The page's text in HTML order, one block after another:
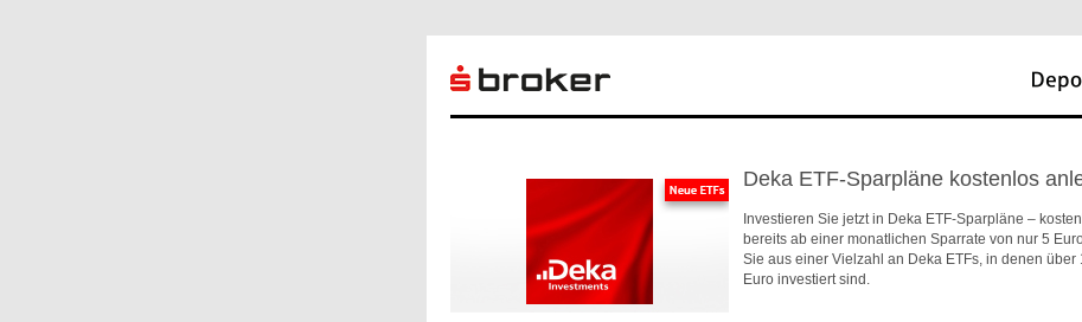
Deka ETF-Sparpläne kostenlos
Investieren Sie jetzt in Deka ETF-Sparpläne –
bereits ab einer monatlichen Sparrate von nur 5
Sie aus einer Vielzahl an Deka ETFs, in denen über
Euro investiert sind.